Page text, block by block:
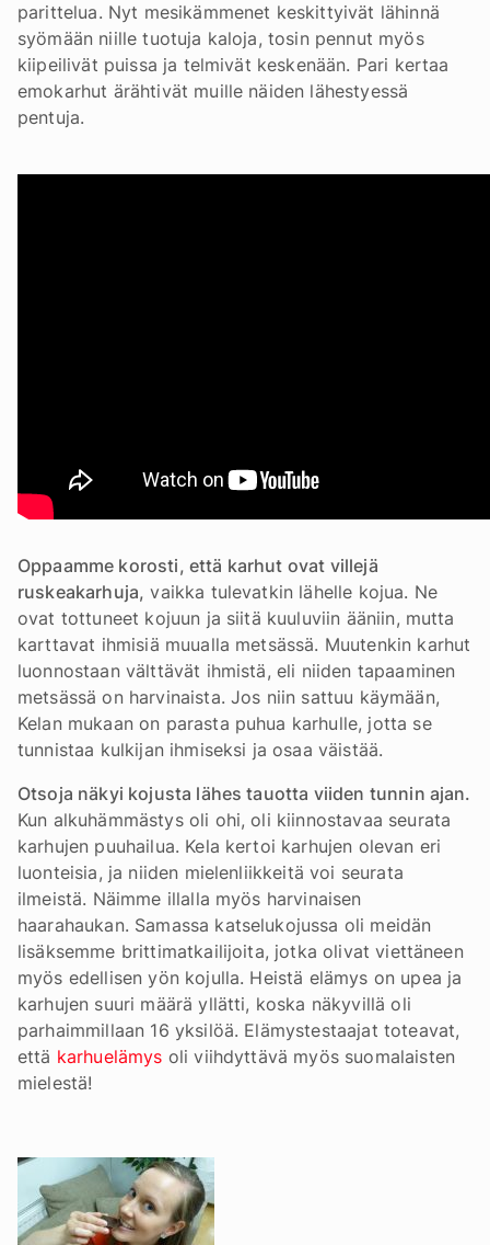
parittelua. Nyt mesikämmenet keskittyivät lähinnä
syömään niille tuotuja kaloja, tosin pennut myös
kiipeilivät puissa ja telmivät keskenään. Pari kertaa
emokarhut ärähtivät muille näiden lähestyessä
pentuja.
Oppaamme korosti, että karhut ovat villejä
ruskeakarhuja, vaikka tulevatkin lähelle kojua. Ne
ovat tottuneet kojuun ja siitä kuuluviin ääniin, mutta
karttavat ihmisiä muualla metsässä. Muutenkin karhut
luonnostaan välttävät ihmistä, eli niiden tapaaminen
metsässä on harvinaista. Jos niin sattuu käymään,
Kelan mukaan on parasta puhua karhulle, jotta se
tunnistaa kulkijan ihmiseksi ja osaa väistää.
Otsoja näkyi kojusta lähes tauotta viiden tunnin ajan.
Kun alkuhämmästys oli ohi, oli kiinnostavaa seurata
karhujen puuhailua. Kela kertoi karhujen olevan eri
luonteisia, ja niiden mielenliikkeitä voi seurata
ilmeistä. Näimme illalla myös harvinaisen
haarahaukan. Samassa katselukojussa oli meidän
lisäksemme brittimatkailijoita, jotka olivat viettäneen
myös edellisen yön kojulla. Heistä elämys on upea ja
karhujen suuri määrä yllätti, koska näkyvillä oli
parhaimmillaan 16 yksilöä. Elämystestaajat toteavat,
että karhuelämys oli viihdyttävä myös suomalaisten
mielestä!